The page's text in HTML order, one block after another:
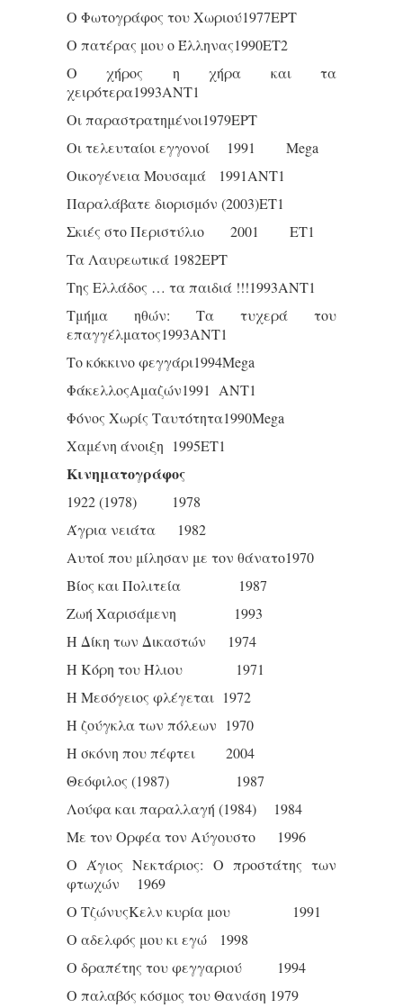
Ο Φωτογράφος του Χωριού1977ΕΡΤ
Ο πατέρας μου ο Έλληνας1990ΕΤ2
Ο χήρος η χήρα και τα
χειρότερα1993ΑΝΤ1
Οι παραστρατημένοι1979ΕΡΤ
Οι τελευταίοι εγγονοί 1991 Mega
Οικογένεια Μουσαμά 1991ΑΝΤ1
Παραλάβατε διορισμόν (2003)ΕΤ1
Σκιές στο Περιστύλιο 2001 ΕΤ1
Τα Λαυρεωτικά 1982ΕΡΤ
Της Ελλάδος … τα παιδιά !!!1993ΑΝΤ1
Τμήμα ηθών: Τα τυχερά του
επαγγέλματος1993ΑΝΤ1
Το κόκκινο φεγγάρι1994Mega
ΦάκελλοςΑμαζών1991 ΑΝΤ1
Φόνος Χωρίς Ταυτότητα1990Mega
Χαμένη άνοιξη 1995ΕΤ1
Κινηματογράφος
1922 (1978) 1978
Άγρια νειάτα 1982
Αυτοί που μίλησαν με τον θάνατο1970
Βίος και Πολιτεία 1987
Ζωή Χαρισάμενη 1993
Η Δίκη των Δικαστών 1974
Η Κόρη του Ήλιου 1971
Η Μεσόγειος φλέγεται 1972
Η ζούγκλα των πόλεων 1970
Η σκόνη που πέφτει 2004
Θεόφιλος (1987) 1987
Λούφα και παραλλαγή (1984) 1984
Με τον Ορφέα τον Αύγουστο 1996
Ο Άγιος Νεκτάριος: Ο προστάτης των
φτωχών 1969
Ο ΤζώνυςΚελν κυρία μου 1991
Ο αδελφός μου κι εγώ 1998
Ο δραπέτης του φεγγαριού 1994
Ο παλαβός κόσμος του Θανάση 1979